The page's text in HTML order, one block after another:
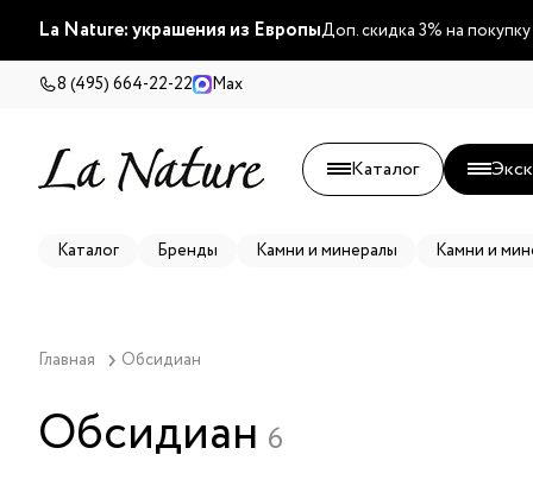
La Nature: украшения из ЕвропыДоп. скидка 3% на
8 (495) 664-22-22 Max
Каталог
Каталог Бренды Камни и минералы Камни и
Главная Обсидиан
Обсидиан 6